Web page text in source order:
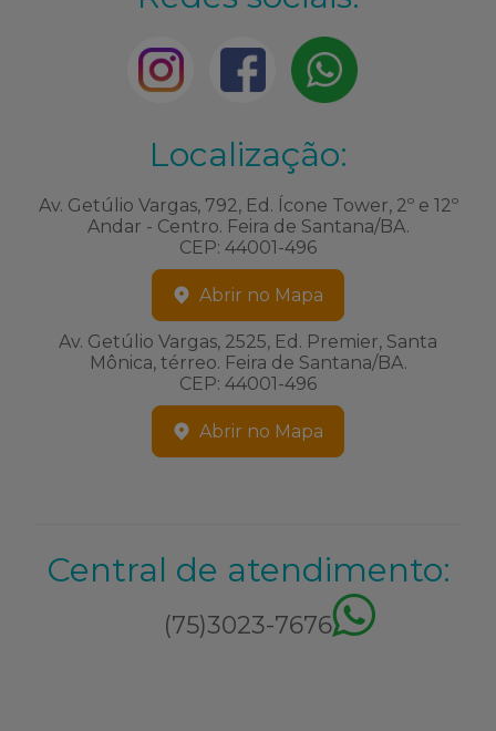
Localização:
Av. Getúlio Vargas, 792, Ed. Ícone Tower, 2º e 12º
Andar - Centro. Feira de Santana/BA.
CEP: 44001-496
Abrir no Mapa
Av. Getúlio Vargas, 2525, Ed. Premier, Santa
Mônica, térreo. Feira de Santana/BA.
CEP: 44001-496
Abrir no Mapa
Central de atendimento:
(75)3023-7676